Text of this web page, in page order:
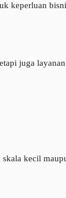
keperluan
juga
kecil